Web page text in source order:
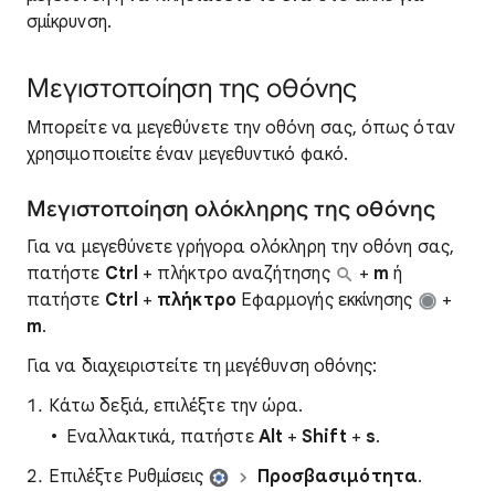
σμίκρυνση.
Μεγιστοποίηση της οθόνης
Μπορείτε να μεγεθύνετε την οθόνη σας, όπως όταν
χρησιμοποιείτε έναν μεγεθυντικό φακό.
Μεγιστοποίηση ολόκληρης της οθόνης
Για να μεγεθύνετε γρήγορα ολόκληρη την οθόνη σας,
πατήστε Ctrl + πλήκτρο αναζήτησης + m ή
πατήστε Ctrl + πλήκτρο Εφαρμογής εκκίνησης
+
m.
Για να διαχειριστείτε τη μεγέθυνση οθόνης:
Κάτω δεξιά, επιλέξτε την ώρα.
Εναλλακτικά, πατήστε Alt +Shift + s.
Επιλέξτε Ρυθμίσεις Προσβασιμότητα.